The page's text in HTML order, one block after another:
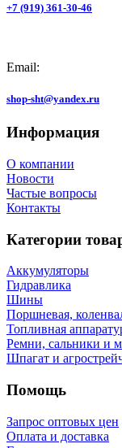
+7 (919) 361-30-46
Email:
shop-sht@yandex.ru
Информация
О компании
Новости
Частые вопросы
Контакты
Категории
Аккумуляторы
Гидравлика
Шины
Поршневая,
Топливная
Ремни, сальники и
Шпагат и
Помощь
Запрос оптовых цен
Оплата и доставка